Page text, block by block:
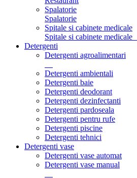
Spalatorie
Spalatorie
Spitale si cabinete medicale
Spitale si cabinete medicale
Detergenti
Detergenti agroalimentari
Detergenti ambientali
Detergenti baie
Detergenti deodorant
Detergenti dezinfectanti
Detergenti pardoseala
Detergenti pentru rufe
Detergenti piscine
Detergenti tehnici
Detergenti vase
Detergenti vase automat
Detergenti vase manual